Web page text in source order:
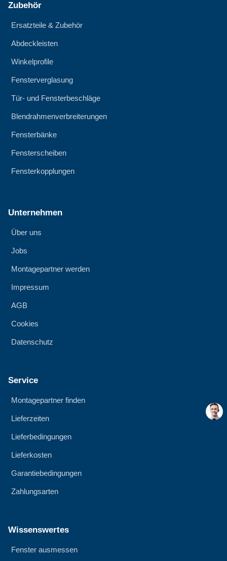
Zubehör
Ersatzteile & Zubehör
Abdeckleisten
Winkelprofile
Fensterverglasung
Tür- und Fensterbeschläge
Blendrahmenverbreiterungen
Fensterbänke
Fensterscheiben
Fensterkopplungen
Unternehmen
Über uns
Jobs
Montagepartner werden
Impressum
AGB
Cookies
Datenschutz
Service
Montagepartner finden
Lieferzeiten
Lieferbedingungen
Lieferkosten
Garantiebedingungen
Zahlungsarten
Wissenswertes
Fenster ausmessen